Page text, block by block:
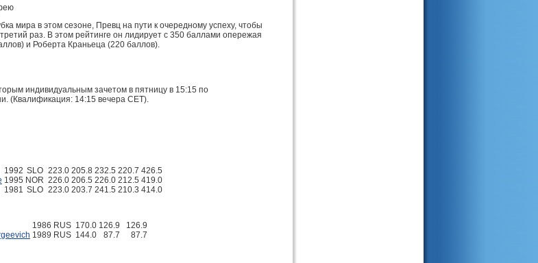
мира в этом сезоне, Превц на пути к очередному успеху, чтобы
раз. В этом рейтинге он лидирует с 350 баллами опережая
и Роберта Краньеца (220 баллов).
индивидуальным зачетом в пятницу в 15:15 по
(Квалификация: 14:15 вечера CET).
1992 SLO 223.0 205.8 232.5 220.7 426.5
1995 NOR 226.0 206.5 226.0 212.5 419.0
1981 SLO 223.0 203.7 241.5 210.3 414.0
1986 RUS 170.0 126.9
126.9
1989 RUS 144.0 87.7 87.7